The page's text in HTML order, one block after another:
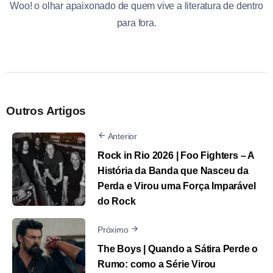
Woo! o olhar apaixonado de quem vive a literatura de dentro
para fora.
Outros Artigos
Anterior
Rock in Rio 2026 | Foo Fighters – A
História da Banda que Nasceu da
Perda e Virou uma Força Imparável
do Rock
Próximo
The Boys | Quando a Sátira Perde o
Rumo: como a Série Virou